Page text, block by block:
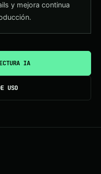
y mejora continua
IA
USO